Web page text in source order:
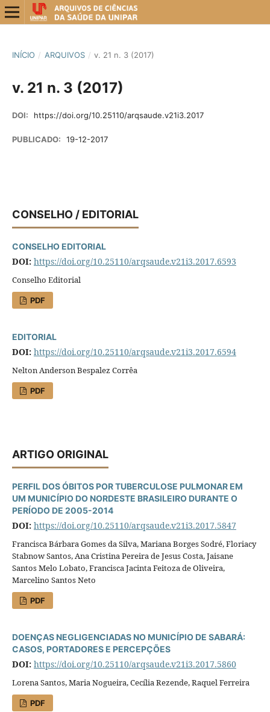
INÍCIO / ARQUIVOS / v. 21 n. 3 (2017)
v. 21 n. 3 (2017)
DOI: https://doi.org/10.25110/arqsaude.v21i3.2017
PUBLICADO: 19-12-2017
CONSELHO / EDITORIAL
CONSELHO EDITORIAL
DOI: https://doi.org/10.25110/arqsaude.v21i3.2017.6593
Conselho Editorial
PDF
EDITORIAL
DOI: https://doi.org/10.25110/arqsaude.v21i3.2017.6594
Nelton Anderson Bespalez Corrêa
PDF
ARTIGO ORIGINAL
PERFIL DOS ÓBITOS POR TUBERCULOSE PULMONAR EM
UM MUNICÍPIO DO NORDESTE BRASILEIRO DURANTE O
PERÍODO DE 2005-2014
DOI: https://doi.org/10.25110/arqsaude.v21i3.2017.5847
Francisca Bárbara Gomes da Silva, Mariana Borges Sodré, Floriacy
Stabnow Santos, Ana Cristina Pereira de Jesus Costa, Jaisane
Santos Melo Lobato, Francisca Jacinta Feitoza de Oliveira,
Marcelino Santos Neto
PDF
DOENÇAS NEGLIGENCIADAS NO MUNICÍPIO DE SABARÁ:
CASOS, PORTADORES E PERCEPÇÕES
DOI: https://doi.org/10.25110/arqsaude.v21i3.2017.5860
Lorena Santos, Maria Nogueira, Cecília Rezende, Raquel Ferreira
PDF